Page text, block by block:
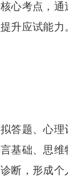
考点，通
升应试能力
题、心理
基础、思维
断，形成